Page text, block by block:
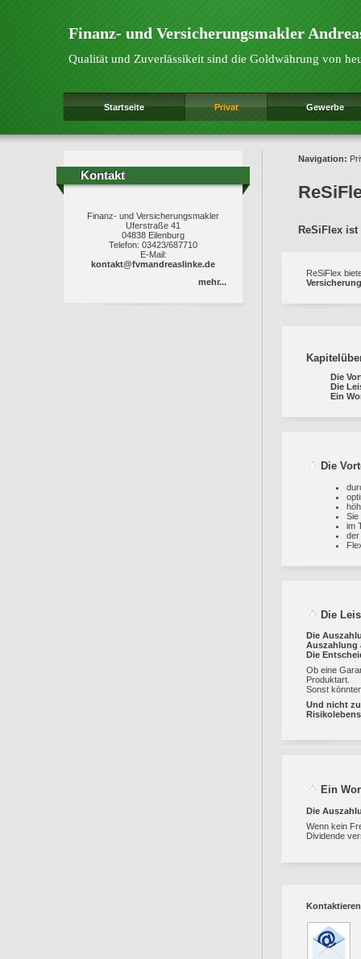
Finanz- und Versicherungsmakler
Qualität und Zuverlässikeit sind die Goldwährung von
Startseite Privat Gewerbe
Kontakt
Kontakt
Finanz- und Versicherungsmakler
Uferstraße 41
04838 Eilenburg
Telefon: 03423/687710
E-Mail:
kontakt@fvmandreaslinke.de
mehr...
Navigation:
ReSiFlex
ReSiFlex
Die
Die
Ein
Die
Sie
im
der
Die
Die
Auszahlung
Die
Ob eine
Produktart.
Sonst
Und nicht
Ein
Die
Wenn kein
Dividende